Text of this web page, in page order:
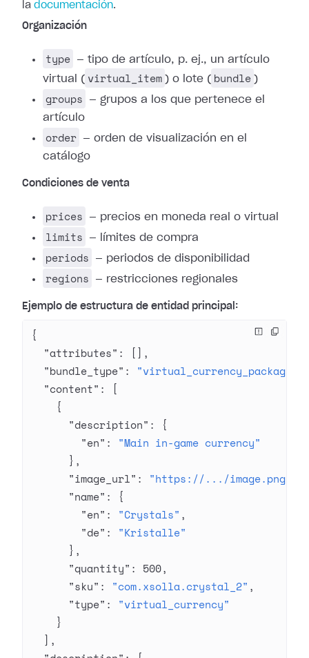
la documentación.
Organización
type
— tipo de artículo, p. ej., un artículo
virtual ( virtual_item ) o lote ( bundle )
groups
— grupos a los que pertenece el
artículo
order
— orden de visualización en el
catálogo
Condiciones de venta
prices — precios en moneda real o virtual
limits — límites de compra
periods — periodos de disponibilidad
regions — restricciones regionales
Ejemplo de estructura de entidad principal:
{
  "attributes"
: [],
  "bundle_type"
: "virtual_currency_package"
  "content"
: [
    {
      "description"
: {
        "en"
: "Main in-game currency"
      },
      "image_url"
: "https://.../image.png"
      "name"
: {
        "en"
: "Crystals" ,
        "de"
: "Kristalle"
      },
      "quantity"
: 500,
      "sku"
: "com.xsolla.crystal_2" ,
      "type"
: "virtual_currency"
    }
  ],